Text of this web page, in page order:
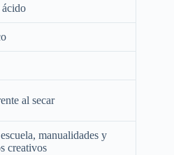
al secar
manualidades y
creativos